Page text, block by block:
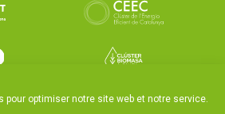
pour optimiser notre site web et notre service.